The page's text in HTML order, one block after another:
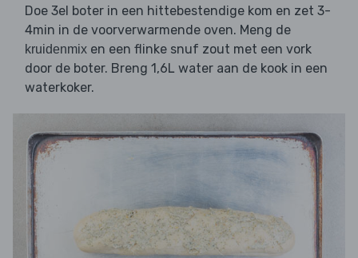
Doe 3el boter in een hittebestendige kom en zet 3-
4min in de voorverwarmende oven. Meng de
kruidenmix en een flinke snuf zout met een vork
door de boter. Breng 1,6L water aan de kook in een
waterkoker.